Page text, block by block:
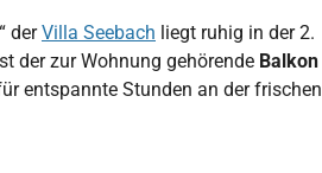
derVilla Seebach liegt ruhig in der 2.
der zur Wohnung gehörende Balkon
entspannte Stunden an der frischen